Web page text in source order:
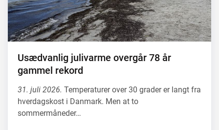
Usædvanlig julivarme overgår 78 år
gammel rekord
31. juli 2026. Temperaturer over 30 grader er langt fra
hverdagskost i Danmark. Men at to
sommermåneder…